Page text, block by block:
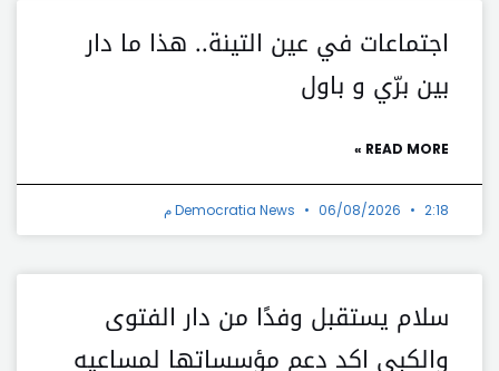
اجتماعات في عين التينة.. هذا ما دار
بين برّي و باول
READ MORE »
Democratia News 06/08/2026 2:18 م
سلام يستقبل وفدًا من دار الفتوى
والكبي اكد دعم مؤسساتها لمساعيه